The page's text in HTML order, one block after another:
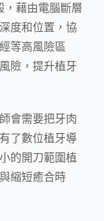
，藉由電腦斷層
度和位置，協
等高風險區
險，提升植牙
會需要把牙肉
了數位植牙導
的開刀範圍植
縮短癒合時